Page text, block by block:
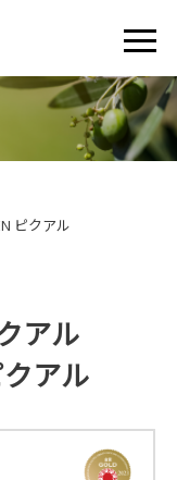
ピクアル
アル
アル